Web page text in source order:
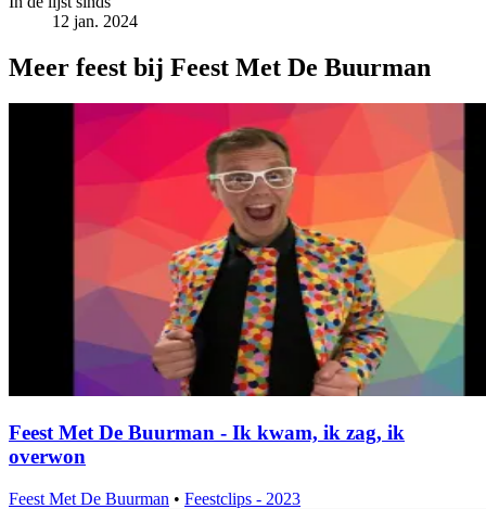
12 jan. 2024
Meer feest bij Feest Met De Buurman
Feest Met De Buurman - Ik kwam, ik zag, ik
overwon
Feest Met De Buurman • Feestclips - 2023